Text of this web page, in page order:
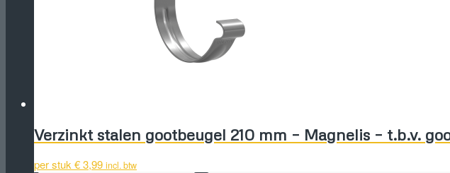
Verzinkt stalen gootbeugel 210 mm – Magnelis – t.b.v.
per stuk€3,99 incl. btw